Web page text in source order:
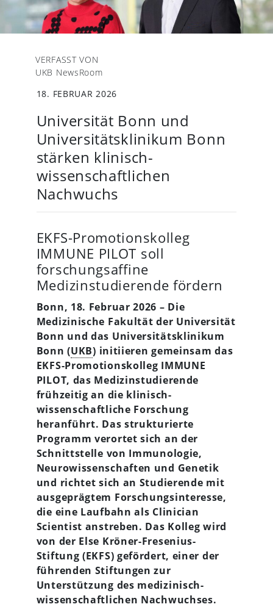
VERFASST VON
UKB NewsRoom
18. FEBRUAR 2026
Universität Bonn und
Universitätsklinikum Bonn
stärken klinisch-
wissenschaftlichen
Nachwuchs
EKFS-Promotionskolleg
IMMUNE PILOT soll
forschungsaffine
Medizinstudierende fördern
Bonn, 18. Februar 2026 – Die
Medizinische Fakultät der Universität
Bonn und das Universitätsklinikum
Bonn (UKB) initiieren gemeinsam das
EKFS-Promotionskolleg IMMUNE
PILOT, das Medizinstudierende
frühzeitig an die klinisch-
wissenschaftliche Forschung
heranführt. Das strukturierte
Programm verortet sich an der
Schnittstelle von Immunologie,
Neurowissenschaften und Genetik
und richtet sich an Studierende mit
ausgeprägtem Forschungsinteresse,
die eine Laufbahn als Clinician
Scientist anstreben. Das Kolleg wird
von der Else Kröner-Fresenius-
Stiftung (EKFS) gefördert, einer der
führenden Stiftungen zur
Unterstützung des medizinisch-
wissenschaftlichen Nachwuchses.